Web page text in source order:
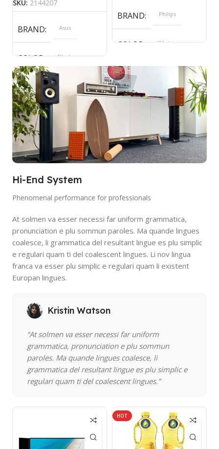
SKU: 2144207
BRAND Asus
COLOR Black
BRAND Philips
COLOR White
SIZE 360x208x425 mm
HOT
Hi-End System
Phenomenal performance for professionals
At solmen va esser necessi far uniform grammatica,
pronunciation e plu sommun paroles. Ma quande lingues
coalesce, li grammatica del resultant lingue es plu simplic
e regulari quam ti del coalescent lingues. Li nov lingua
franca va esser plu simplic e regulari quam li existent
Europan lingues.
Kristin Watson
“At solmen va esser necessi far uniform
grammatica, pronunciation e plu sommun
paroles. Ma quande lingues coalesce, li
grammatica del resultant lingue es plu simplic e
regulari quam ti del coalescent lingues.”